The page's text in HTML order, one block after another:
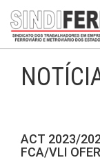
ACT 2023/
FCA/VLI